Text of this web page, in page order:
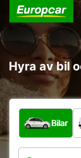
Hyra av bil
Vilken typ av
Bilar